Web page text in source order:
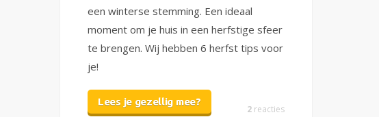
een winterse stemming. Een ideaal
moment om je huis in een herfstige sfeer
te brengen. Wij hebben 6 herfst tips voor
je!
Lees je gezellig mee?
2 reacties